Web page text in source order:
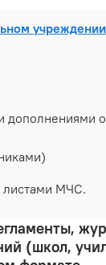
учреждении
листами МЧС.
(школ,